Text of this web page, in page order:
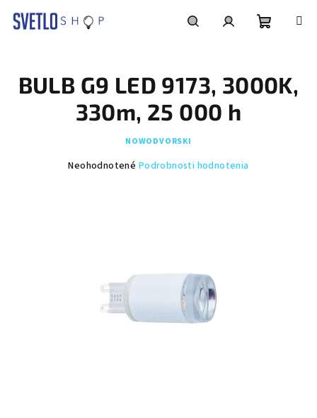
košík
BULB G9 LED 9173, 3000K,
330m, 25 000 h
NOWODVORSKI
Priemerné
Neohodnotené Podrobnosti hodnotenia